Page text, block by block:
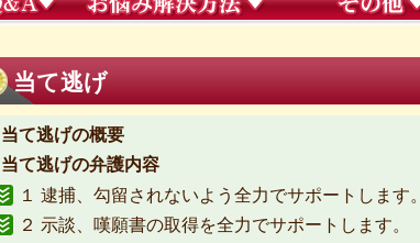
当て逃げ
当て逃げの概要
当て逃げの弁護内容
１ 逮捕、勾留されないよう全力でサポートします。
２ 示談、嘆願書の取得を全力でサポートします。